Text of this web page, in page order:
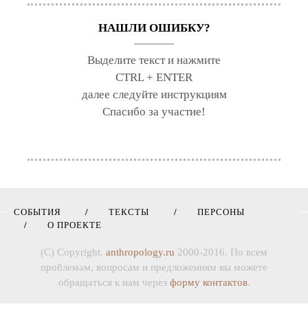
НАШЛИ ОШИБКУ?
Выделите текст и нажмите
CTRL + ENTER
далее следуйте инструкциям
Спасибо за участие!
СОБЫТИЯ ТЕКСТЫ
ПЕРСОНЫ
О ПРОЕКТЕ
(C) Copyright, anthropology.ru 2000-2016. По всем
проблемам, вопросам и предложениям вы можете
обращаться к нам через форму контактов.